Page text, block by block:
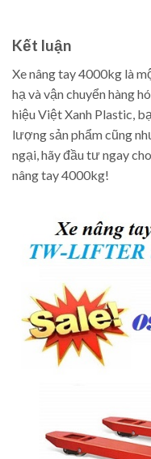
Kết luận
Xe nâng tay 4000kg là
hạ và vận chuyển hàng
hiệu Việt Xanh Plastic,
lượng sản phẩm cũng
ngại, hãy đầu tư ngay
nâng tay 4000kg!